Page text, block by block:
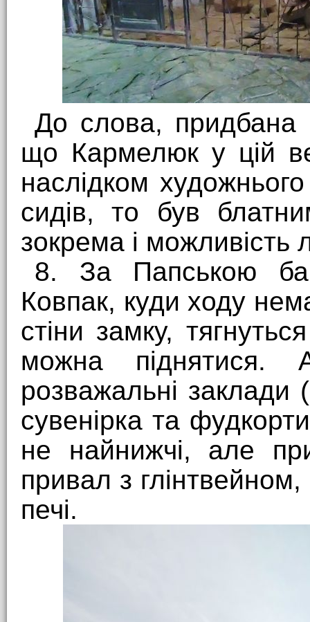
До слова, придбана
що Кармелюк у цій
наслідком
сидів, то був
зокрема і
8. За Папською
Ковпак, куди ходу
стіни замку,
можна
розважальні
сувенірка та
не найнижчі, але
привал з глінтвейном,
печі.